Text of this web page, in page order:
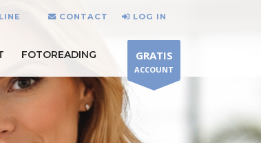
CONTACT LOG IN
FOTOREADING GRATIS
ACCOUNT